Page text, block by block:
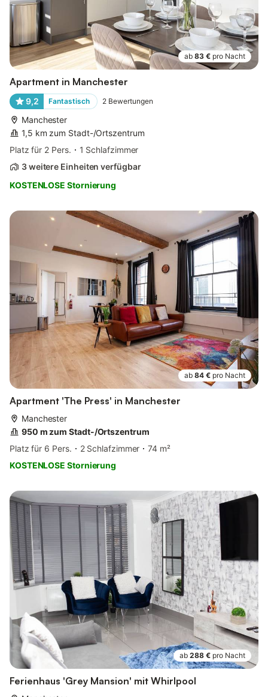
ab 83 € pro Nacht
Apartment in Manchester
9,2 Fantastisch 2 Bewertungen
Manchester
1,5 km zum Stadt-/Ortszentrum
Platz für 2 Pers.
1 Schlafzimmer
3 weitere Einheiten verfügbar
KOSTENLOSE Stornierung
ab 84 € pro Nacht
Apartment 'The Press' in Manchester
Manchester
950 m zum Stadt-/Ortszentrum
Platz für 6 Pers.
2 Schlafzimmer
74 m²
KOSTENLOSE Stornierung
ab 288 € pro Nacht
Ferienhaus 'Grey Mansion' mit Whirlpool